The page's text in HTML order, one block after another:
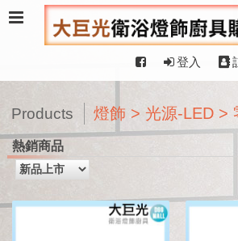
登入
Products 燈飾 > 光源-LED >
熱銷商品